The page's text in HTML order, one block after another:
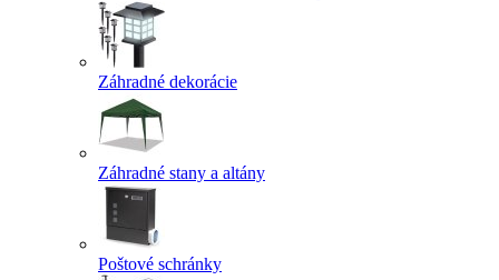
Záhradné dekorácie
Záhradné stany a altány
Poštové schránky